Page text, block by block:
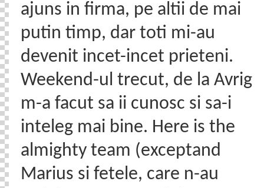
ajuns in firma, pe altii de mai
putin timp, dar toti mi-au
devenit incet-incet prieteni.
Weekend-ul trecut, de la Avrig
m-a facut sa ii cunosc si sa-i
inteleg mai bine. Here is the
almighty team (exceptand
Marius si fetele, care n-au